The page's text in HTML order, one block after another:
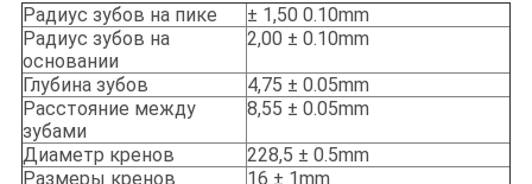
Радиус зубов на пике
± 1,50 0.10mm
Радиус зубов на
основании
2,00 ± 0.10mm
Глубина зубов
4,75 ± 0.05mm
Расстояние между
зубами
8,55 ± 0.05mm
Диаметр кренов
228,5 ± 0.5mm
Размеры кренов
16 ± 1mm